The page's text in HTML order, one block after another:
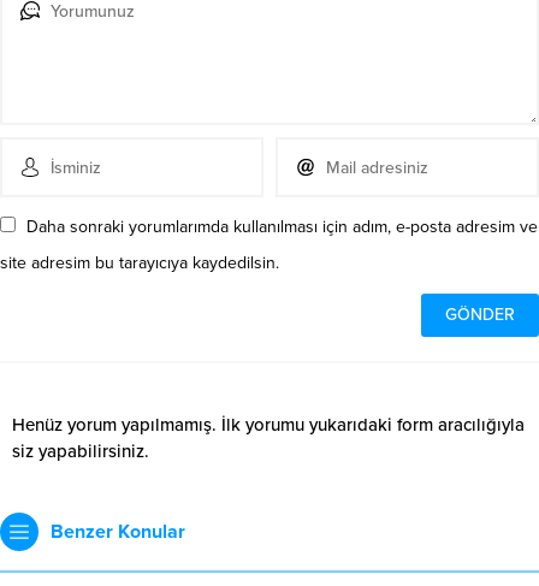
Daha sonraki yorumlarımda kullanılması için adım, e-posta adresim ve
site adresim bu tarayıcıya kaydedilsin.
Henüz yorum yapılmamış. İlk yorumu yukarıdaki form aracılığıyla
siz yapabilirsiniz.
Benzer Konular